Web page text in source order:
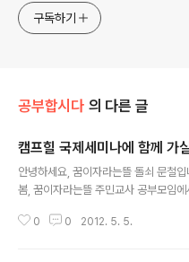
구독하기
공부합시다 의 다른 글
캠프힐 국제세미나에 함께 가
안녕하세요, 꿈이자라는뜰 돌쇠 문철
봄, 꿈이자라는뜰 주민교사 공부모임에
로 그 캠프힐에 대한 국제세미나가 서울
0 0 2012. 5. 5.